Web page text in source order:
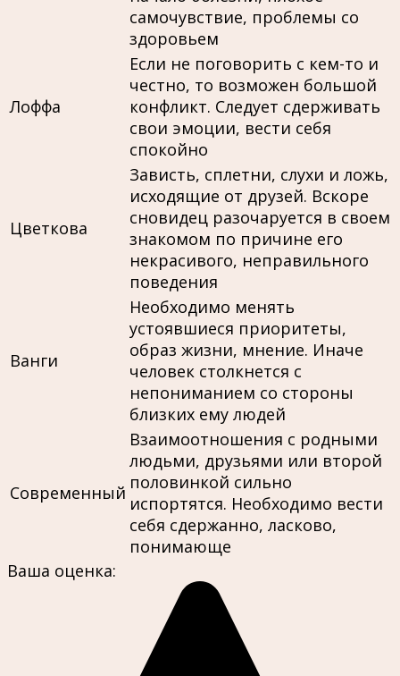
самочувствие, проблемы со
здоровьем
Лоффа
Если не поговорить с кем-то и
честно, то возможен большой
конфликт. Следует сдерживать
свои эмоции, вести себя
спокойно
Цветкова
Зависть, сплетни, слухи и ложь,
исходящие от друзей. Вскоре
сновидец разочаруется в своем
знакомом по причине его
некрасивого, неправильного
поведения
Ванги
Необходимо менять
устоявшиеся приоритеты,
образ жизни, мнение. Иначе
человек столкнется с
непониманием со стороны
близких ему людей
Современный
Взаимоотношения с родными
людьми, друзьями или второй
половинкой сильно
испортятся. Необходимо вести
себя сдержанно, ласково,
понимающе
Ваша оценка: